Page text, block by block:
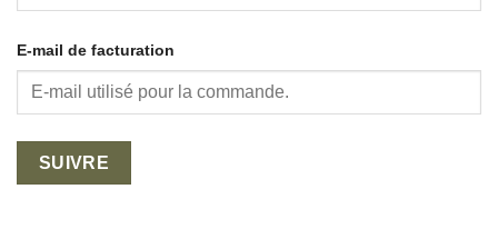
E-mail de facturation
SUIVRE